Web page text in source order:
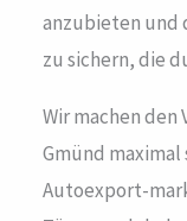
anzubieten und
zu sichern, die
Wir machen den
Gmünd
Autoexport-